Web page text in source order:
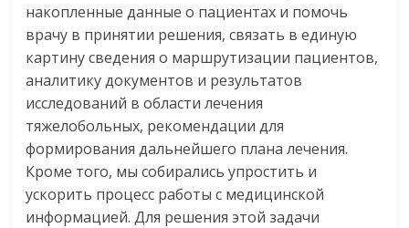
накопленные данные о пациентах и помочь
врачу в принятии решения, связать в единую
картину сведения о маршрутизации пациентов,
аналитику документов и результатов
исследований в области лечения
тяжелобольных, рекомендации для
формирования дальнейшего плана лечения.
Кроме того, мы собирались упростить и
ускорить процесс работы с медицинской
информацией. Для решения этой задачи